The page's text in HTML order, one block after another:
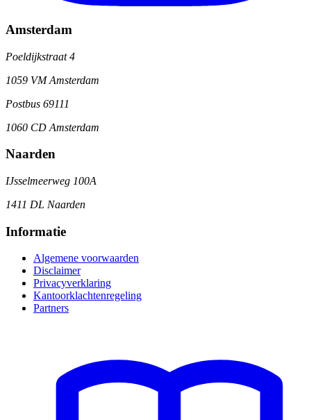
Amsterdam
Poeldijkstraat 4
1059 VM Amsterdam
Postbus 69111
1060 CD Amsterdam
Naarden
IJsselmeerweg 100A
1411 DL Naarden
Informatie
Algemene voorwaarden
Disclaimer
Privacyverklaring
Kantoorklachtenregeling
Partners